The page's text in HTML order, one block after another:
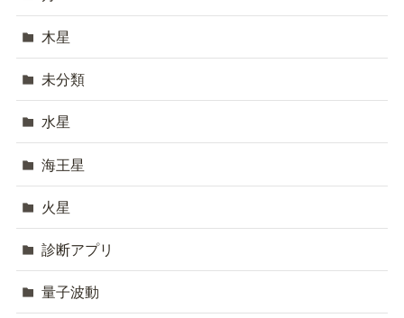
木星
未分類
水星
海王星
火星
診断アプリ
量子波動